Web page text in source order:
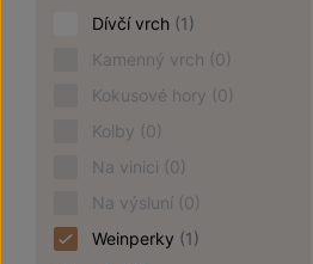
Dívčí vrch (1)
Kamenný vrch (0)
Kokusové hory (0)
Kolby (0)
Na vinici (0)
Na výsluní (0)
Weinperky (1)